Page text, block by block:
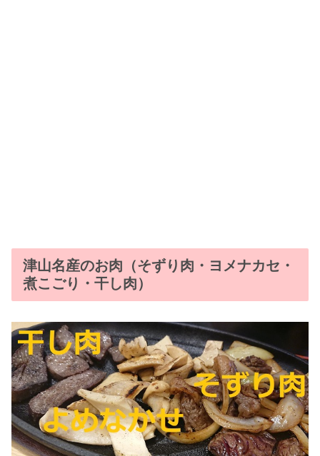
津山名産のお肉（そずり肉・ヨメナカセ・
煮こごり・干し肉）